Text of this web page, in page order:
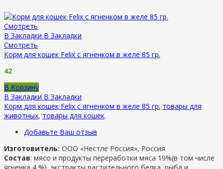
Смотреть
В Закладки В Закладки
Смотреть
Корм для кошек Felix с ягненком в желе 85 гр.
42
В Корзину
В Закладки В Закладки
Корм для кошек Felix с ягненком в желе 85 гр. товары для
животных, товары для кошек.
Добавьте Ваш отзыв
Изготовитель: ООО «Нестле Россия», Россия
Состав: мясо и продукты переработки мяса 19%(в том числе